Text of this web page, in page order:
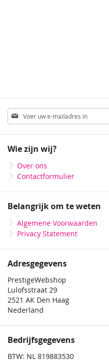
Abonneer
u
op
nieuwsbrief
Wie zijn wij?
Over ons
Contactformulier
Belangrijk om te weten
Algemene Voorwaarden
Privacy Statement
Adresgegevens
PrestigeWebshop
Lulofsstraat 29
2521 AK Den Haag
Nederland
Bedrijfsgegevens
BTW: NL 819883530